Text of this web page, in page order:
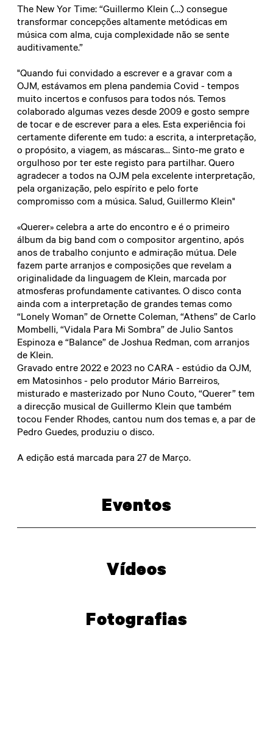
The New Yor Time: “Guillermo Klein (…) consegue
transformar concepções altamente metódicas em
música com alma, cuja complexidade não se sente
auditivamente.”
"Quando fui convidado a escrever e a gravar com a
OJM, estávamos em plena pandemia Covid - tempos
muito incertos e confusos para todos nós. Temos
colaborado algumas vezes desde 2009 e gosto sempre
de tocar e de escrever para a eles. Esta experiência foi
certamente diferente em tudo: a escrita, a interpretação,
o propósito, a viagem, as máscaras… Sinto-me grato e
orgulhoso por ter este registo para partilhar. Quero
agradecer a todos na OJM pela excelente interpretação,
pela organização, pelo espírito e pelo forte
compromisso com a música. Salud, Guillermo Klein"
«Querer» celebra a arte do encontro e é o primeiro
álbum da big band com o compositor argentino, após
anos de trabalho conjunto e admiração mútua. Dele
fazem parte arranjos e composições que revelam a
originalidade da linguagem de Klein, marcada por
atmosferas profundamente cativantes. O disco conta
ainda com a interpretação de grandes temas como
“Lonely Woman” de Ornette Coleman, “Athens” de Carlo
Mombelli, “Vidala Para Mi Sombra” de Julio Santos
Espinoza e “Balance” de Joshua Redman, com arranjos
de Klein.
Gravado entre 2022 e 2023 no CARA - estúdio da OJM,
em Matosinhos - pelo produtor Mário Barreiros,
misturado e masterizado por Nuno Couto, “Querer” tem
a direcção musical de Guillermo Klein que também
tocou Fender Rhodes, cantou num dos temas e, a par de
Pedro Guedes, produziu o disco.
A edição está marcada para 27 de Março.
Eventos
Vídeos
Fotografias